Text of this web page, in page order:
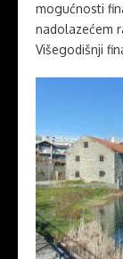
mogućnosti
nadolazećem
Višegodišnji